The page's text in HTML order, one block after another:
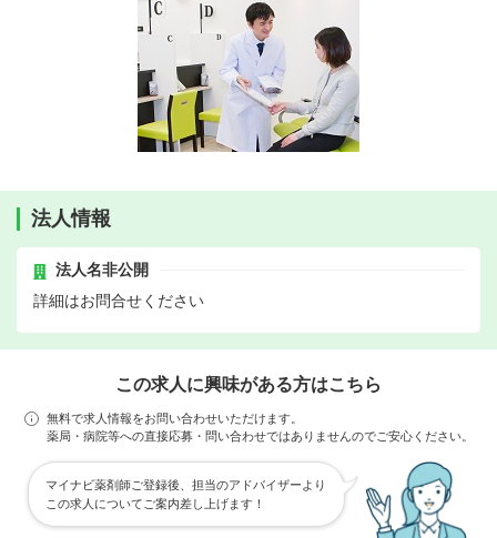
法人情報
法人名非公開
詳細はお問合せください
この求人に興味がある方はこちら
無料で求人情報をお問い合わせいただけます。
薬局・病院等への直接応募・問い合わせではありませんのでご安心ください。
マイナビ薬剤師ご登録後、担当のアドバイザーより
この求人についてご案内差し上げます！